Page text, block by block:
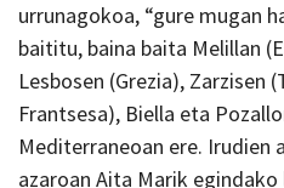
urrunagokoa, “gure mugan
baititu, baina baita Melillan
Lesbosen (Grezia), Zarzisen
Frantsesa), Biella eta
Mediterraneoan ere. Irudien
azaroan Aita Marik